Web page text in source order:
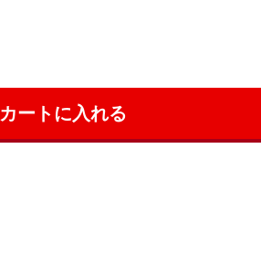
ートに入れる